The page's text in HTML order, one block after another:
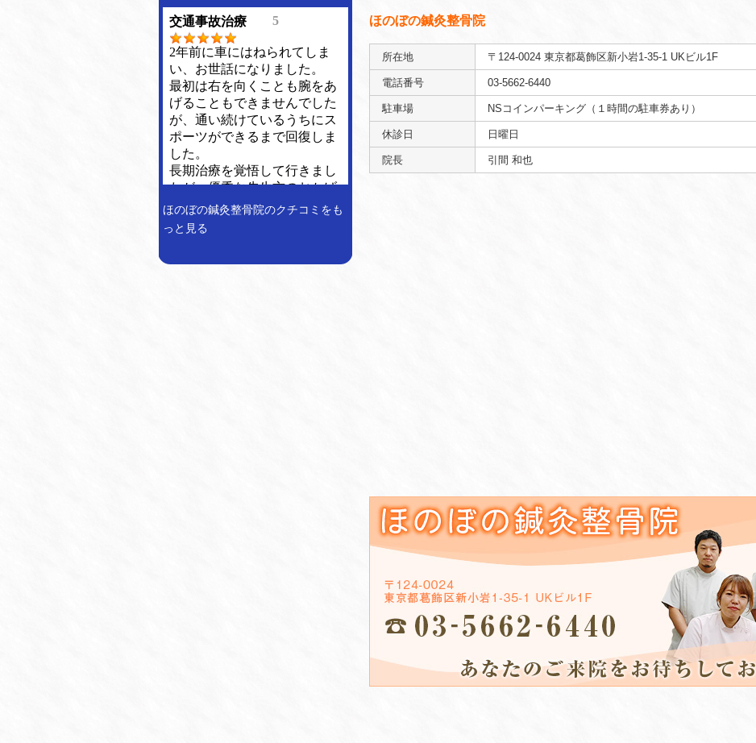
ほのぼの鍼灸整骨院
所在地 〒124-0024 東京都葛飾区新小岩1-35-1 UKビル1F
電話番号 03-5662-6440
駐車場 NSコインパーキング（１時間の駐車券あり）
休診日 日曜日
院長 引間 和也
ほのぼの鍼灸整骨院のクチコミをも
っと見る